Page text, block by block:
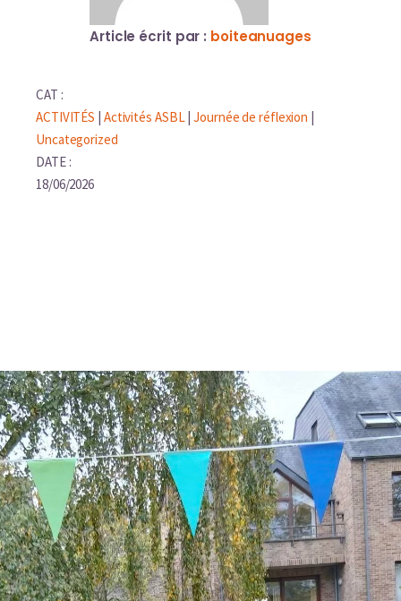
Article écrit par : boiteanuages
CAT :
ACTIVITÉS Activités ASBL|Journée de réflexion
Uncategorized
DATE :
18/06/2026